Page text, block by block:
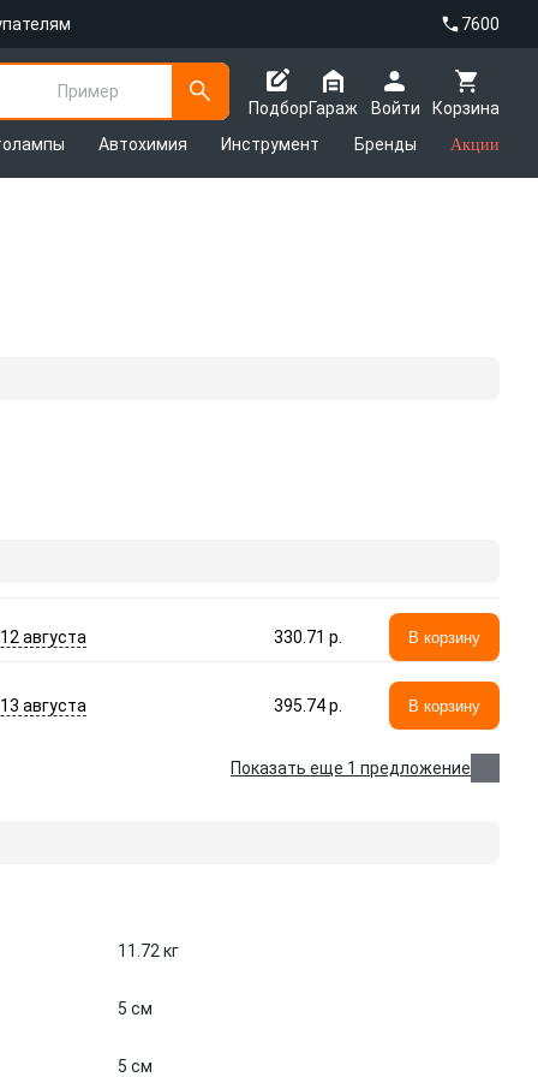
7600
Пример
Подбор
Корзина
Гараж
Войти
Автохимия Инструмент Бренды Акции
августа 330.71 p. В корзину
августа 395.74 p. В корзину
Показать еще 1 предложение
11.72 кг
5 см
5 см